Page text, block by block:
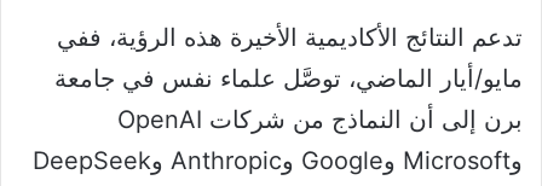
تدعم النتائج الأكاديمية الأخيرة هذه الرؤية، ففي
مايو/أيار الماضي، توصَّل علماء نفس في جامعة
برن إلى أن النماذج من شركات OpenAI
وMicrosoft وGoogle وAnthropic وDeepSeek